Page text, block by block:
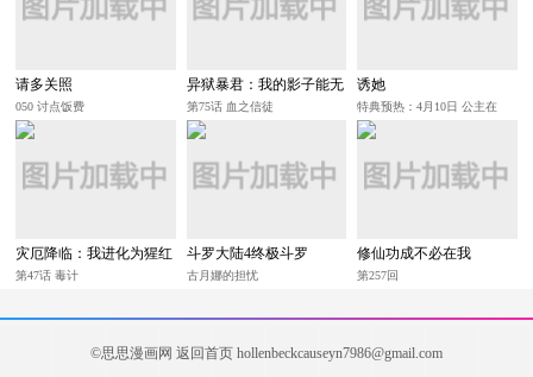
请多关照
050 讨点饭费
异狱暴君：我的影子能无
限进化
第75话 血之信徒
诱她
特典预热：4月10日 公主在
上，甘愿臣服
灾厄降临：我进化为猩红
之王
第47话 毒计
斗罗大陆4终极斗罗
古月娜的担忧
修仙功成不必在我
第257回
©思思漫画网 返回首页 hollenbeckcauseyn7986@gmail.com